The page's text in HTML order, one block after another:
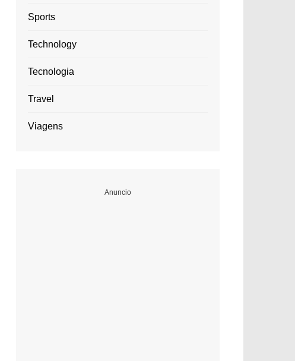
Sports
Technology
Tecnologia
Travel
Viagens
Anuncio